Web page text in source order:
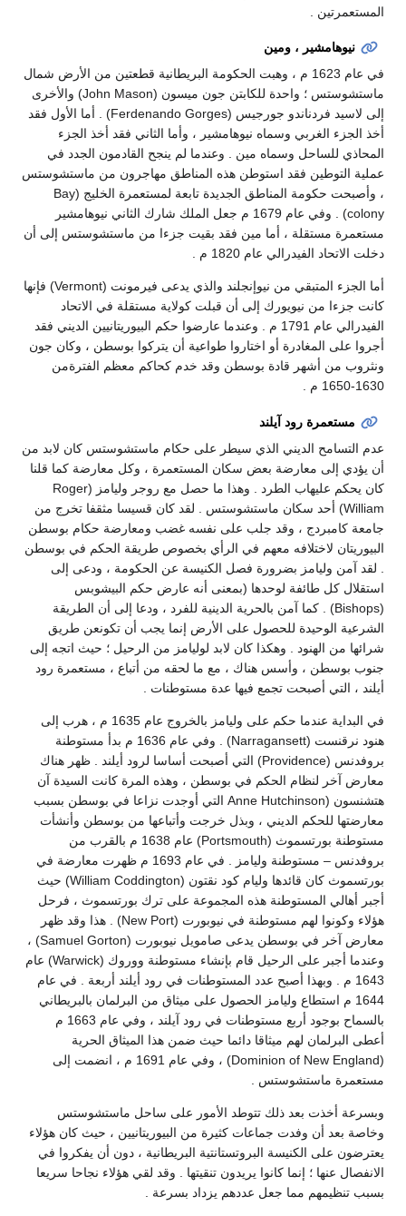
المستعمرتين .
نيوهامشير ، ومين
في عام 1623 م ، وهبت الحكومة البريطانية قطعتين من الأرض شمال
ماستشوستس ؛ واحدة للكابتن جون ميسون (John Mason) والأخرى
إلى لاسيد فردناندو جورجيس (Ferdenando Gorges) . أما الأول فقد
أخذ الجزء الغربي وسماه نيوهامشير ، وأما الثاني فقد أخذ الجزء
المحاذي للساحل وسماه مين . وعندما لم ينجح القادمون الجدد في
عملية التوطين فقد استوطن هذه المناطق مهاجرون من ماستشوستس
، وأصبحت حكومة المناطق الجديدة تابعة لمستعمرة الخليج (Bay
colony) . وفي عام 1679 م جعل الملك شارك الثاني نيوهامشير
مستعمرة مستقلة ، أما مين فقد بقيت جزءا من ماستشوستس إلى أن
دخلت الاتحاد الفيدرالي عام 1820 م .
أما الجزء المتبقي من نيوإنجلند والذي يدعى فيرمونت (Vermont) فإنها
كانت جزءا من نيويورك إلى أن قبلت كولاية مستقلة في الاتحاد
الفيدرالي عام 1791 م . وعندما عارضوا حكم البيوريتانيين الديني فقد
أجروا على المغادرة أو اختاروا طواعية أن يتركوا بوسطن ، وكان جون
ونثروب من أشهر قادة بوسطن وقد خدم كحاكم معظم الفترةمن
1630-1650 م .
مستعمرة رود آيلند
عدم التسامح الديني الذي سيطر على حكام ماستشوستس كان لابد من
أن يؤدي إلى معارضة بعض سكان المستعمرة ، وكل معارضة كما قلنا
كان يحكم عليهاب الطرد . وهذا ما حصل مع روجر وليامز (Roger
William) أحد سكان ماستشوستس . لقد كان قسيسا مثقفا تخرج من
جامعة كامبردج ، وقد جلب على نفسه غضب ومعارضة حكام بوسطن
البيوريتان لاختلافه معهم في الرأي بخصوص طريقة الحكم في بوسطن
. لقد آمن وليامز بضرورة فصل الكنيسة عن الحكومة ، ودعى إلى
استقلال كل طائفة لوحدها (بمعنى أنه عارض حكم البيشوبس
(Bishops) . كما آمن بالحرية الدينية للفرد ، ودعا إلى أن الطريقة
الشرعية الوحيدة للحصول على الأرض إنما يجب أن تكونعن طريق
شرائها من الهنود . وهكذا كان لابد لوليامز من الرحيل ؛ حيث اتجه إلى
جنوب بوسطن ، وأسس هناك ، مع ما لحقه من أتباع ، مستعمرة رود
أيلند ، التي أصبحت تجمع فيها عدة مستوطنات .
في البداية عندما حكم على وليامز بالخروج عام 1635 م ، هرب إلى
هنود نرقنست (Narragansett) . وفي عام 1636 م بدأ مستوطنة
بروفدنس (Providence) التي أصبحت أساسا لرود أيلند . ظهر هناك
معارض آخر لنظام الحكم في بوسطن ، وهذه المرة كانت السيدة آن
هتشنسون (Anne Hutchinson التي أوجدت نزاعا في بوسطن بسبب
معارضتها للحكم الديني ، وبذل خرجت وأتباعها من بوسطن وأنشأت
مستوطنة بورتسموث (Portsmouth) عام 1638 م بالقرب من
بروفدنس – مستوطنة وليامز . في عام 1693 م ظهرت معارضة في
بورتسموث كان قائدها وليام كود نقتون (William Coddington) حيث
أجبر أهالي المستوطنة هذه المجموعة على ترك بورتسموث ، فرحل
هؤلاء وكونوا لهم مستوطنة في نيوبورت (New Port) . هذا وقد ظهر
معارض آخر في بوسطن يدعى صامويل نيوبورت (Samuel Gorton) ،
وعندما أجبر على الرحيل قام بإنشاء مستوطنة ووروك (Warwick) عام
1643 م . وبهذا أصبح عدد المستوطنات في رود أيلند أربعة . في عام
1644 م استطاع وليامز الحصول على ميثاق من البرلمان بالبريطاني
بالسماح بوجود أربع مستوطنات في رود آيلند ، وفي عام 1663 م
أعطى البرلمان لهم ميثاقا دائما حيث ضمن هذا الميثاق الحرية
(Dominion of New England) ، وفي عام 1691 م ، انضمت إلى
مستعمرة ماستشوستس .
وبسرعة أخذت بعد ذلك تتوطد الأمور على ساحل ماستشوستس
وخاصة بعد أن وفدت جماعات كثيرة من البيوريتانيين ، حيث كان هؤلاء
يعترضون على الكنيسة البروتستانتية البريطانية ، دون أن يفكروا في
الانفصال عنها ؛ إنما كانوا يريدون تنقيتها . وقد لقي هؤلاء نجاحا سريعا
بسبب تنظيمهم مما جعل عددهم يزداد بسرعة .